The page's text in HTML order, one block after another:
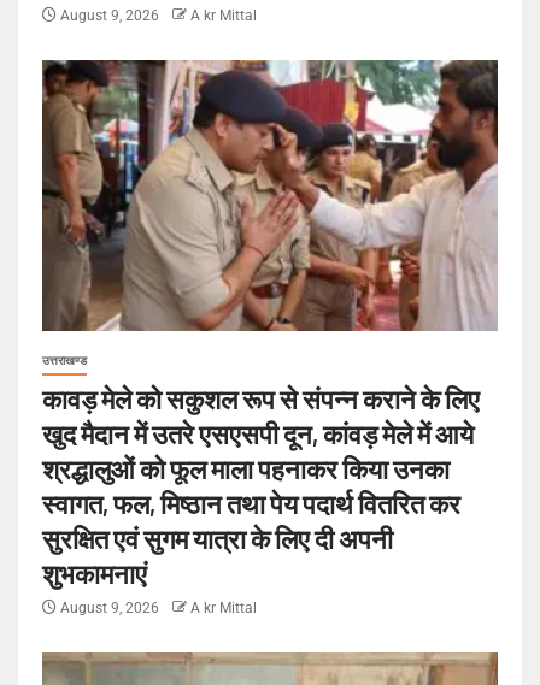
August 9, 2026 A kr Mittal
उत्तराखण्ड
कावड़ मेले को सकुशल रूप से संपन्न कराने के लिए
खुद मैदान में उतरे एसएसपी दून, कांवड़ मेले में आये
श्रद्धालुओं को फूल माला पहनाकर किया उनका
स्वागत, फल, मिष्ठान तथा पेय पदार्थ वितरित कर
सुरक्षित एवं सुगम यात्रा के लिए दी अपनी
शुभकामनाएं
August 9, 2026 A kr Mittal